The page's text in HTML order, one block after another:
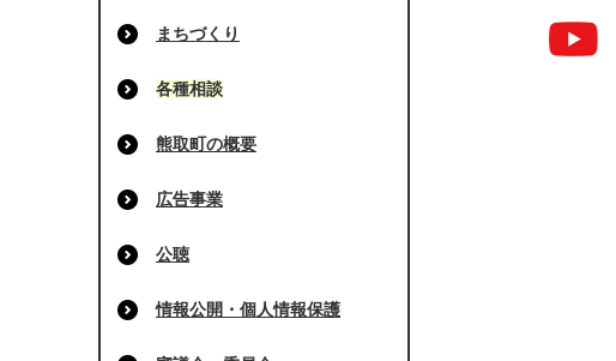
まちづくり
各種相談
熊取町の概要
広告事業
公聴
情報公開・個人情報保護